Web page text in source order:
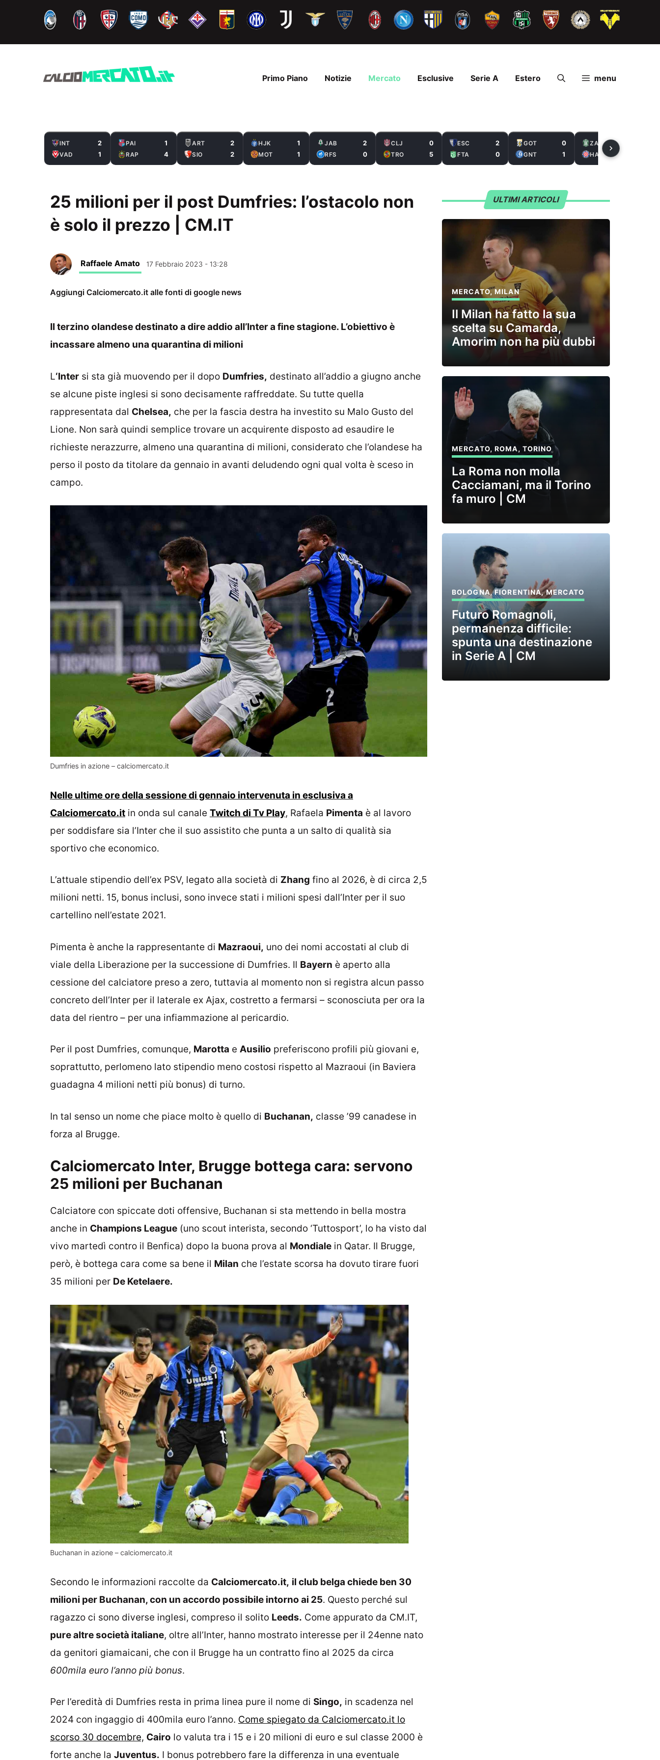
contenuto
Primo Piano Notizie Mercato Esclusive Serie A Estero menu
INT 2
VAD 1
PAI 1
RAP 4
ART 2
SIO 2
HJK 1
MOT 1
JAB 2
RFS 0
CLJ 0
TRO 5
ESC 2
FTA 0
GOT 0
GNT 1
ZAL
HAS
25 milioni per il post Dumfries: l’ostacolo non
è solo il prezzo | CM.IT
Raffaele Amato 17 Febbraio 2023 - 13:28
Aggiungi Calciomercato.it alle fonti di google news
Il terzino olandese destinato a dire addio all’Inter a fine stagione. L’obiettivo è
incassare almeno una quarantina di milioni
L‘Inter si sta già muovendo per il dopo Dumfries, destinato all’addio a giugno anche
se alcune piste inglesi si sono decisamente raffreddate. Su tutte quella
rappresentata dal Chelsea, che per la fascia destra ha investito su Malo Gusto del
Lione. Non sarà quindi semplice trovare un acquirente disposto ad esaudire le
richieste nerazzurre, almeno una quarantina di milioni, considerato che l’olandese ha
perso il posto da titolare da gennaio in avanti deludendo ogni qual volta è sceso in
campo.
Dumfries in azione – calciomercato.it
Nelle ultime ore della sessione di gennaio intervenuta in esclusiva a
Calciomercato.it in onda sul canale Twitch di Tv Play, Rafaela Pimenta è al lavoro
per soddisfare sia l’Inter che il suo assistito che punta a un salto di qualità sia
sportivo che economico.
L’attuale stipendio dell’ex PSV, legato alla società di Zhang fino al 2026, è di circa 2,5
milioni netti. 15, bonus inclusi, sono invece stati i milioni spesi dall’Inter per il suo
cartellino nell’estate 2021.
Pimenta è anche la rappresentante di Mazraoui, uno dei nomi accostati al club di
viale della Liberazione per la successione di Dumfries. Il Bayern è aperto alla
cessione del calciatore preso a zero, tuttavia al momento non si registra alcun passo
concreto dell’Inter per il laterale ex Ajax, costretto a fermarsi – sconosciuta per ora la
data del rientro – per una infiammazione al pericardio.
Per il post Dumfries, comunque, Marotta e Ausilio preferiscono profili più giovani e,
soprattutto, perlomeno lato stipendio meno costosi rispetto al Mazraoui (in Baviera
guadagna 4 milioni netti più bonus) di turno.
In tal senso un nome che piace molto è quello di Buchanan, classe ’99 canadese in
forza al Brugge.
Calciomercato Inter, Brugge bottega cara: servono
25 milioni per Buchanan
Calciatore con spiccate doti offensive, Buchanan si sta mettendo in bella mostra
anche in Champions League (uno scout interista, secondo ‘Tuttosport’, lo ha visto dal
vivo martedì contro il Benfica) dopo la buona prova al Mondiale in Qatar. Il Brugge,
però, è bottega cara come sa bene il Milan che l’estate scorsa ha dovuto tirare fuori
35 milioni per De Ketelaere.
Buchanan in azione – calciomercato.it
Secondo le informazioni raccolte da Calciomercato.it, il club belga chiede ben 30
milioni per Buchanan, con un accordo possibile intorno ai 25. Questo perché sul
ragazzo ci sono diverse inglesi, compreso il solito Leeds. Come appurato da CM.IT,
pure altre società italiane, oltre all’Inter, hanno mostrato interesse per il 24enne nato
da genitori giamaicani, che con il Brugge ha un contratto fino al 2025 da circa
600mila euro l’anno più bonus.
Per l’eredità di Dumfries resta in prima linea pure il nome di Singo, in scadenza nel
2024 con ingaggio di 400mila euro l’anno. Come spiegato da Calciomercato.it lo
scorso 30 docembre, Cairo lo valuta tra i 15 e i 20 milioni di euro e sul classe 2000 è
forte anche la Juventus. I bonus potrebbero fare la differenza in una eventuale
ULTIMI ARTICOLI
MERCATO,MILAN
Il Milan ha fatto la sua
scelta su Camarda,
Amorim non ha più dubbi
MERCATO,ROMA, TORINO
La Roma non molla
Cacciamani, ma il Torino
fa muro | CM
BOLOGNA,FIORENTINA,MERCATO
Futuro Romagnoli,
permanenza difficile:
spunta una destinazione
in Serie A | CM